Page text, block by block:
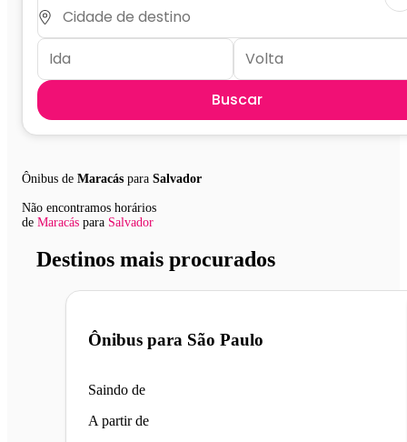
Buscar
Ônibus de Maracás para Salvador
Não encontramos horários
de Maracás para Salvador
Destinos mais procurados
Ônibus para São Paulo
Saindo de
A partir de